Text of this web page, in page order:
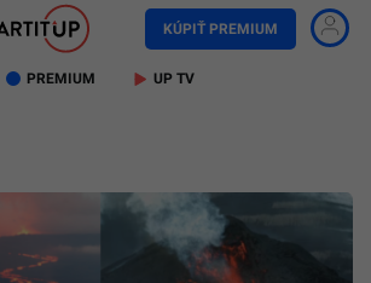
KÚPIŤ PREMIUM
PREMIUM UP TV